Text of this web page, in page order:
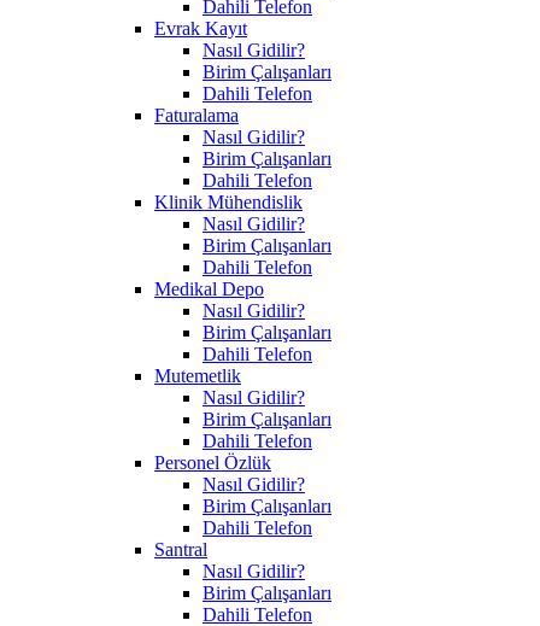
Dahili Telefon
Evrak Kayıt
Nasıl Gidilir?
Birim Çalışanları
Dahili Telefon
Faturalama
Nasıl Gidilir?
Birim Çalışanları
Dahili Telefon
Klinik Mühendislik
Nasıl Gidilir?
Birim Çalışanları
Dahili Telefon
Medikal Depo
Nasıl Gidilir?
Birim Çalışanları
Dahili Telefon
Mutemetlik
Nasıl Gidilir?
Birim Çalışanları
Dahili Telefon
Personel Özlük
Nasıl Gidilir?
Birim Çalışanları
Dahili Telefon
Santral
Nasıl Gidilir?
Birim Çalışanları
Dahili Telefon